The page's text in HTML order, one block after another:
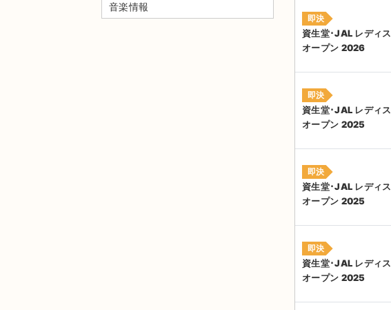
即決
資生堂･JAL レディス
オープン 2026
即決
資生堂･JAL レディス
オープン 2025
即決
資生堂･JAL レディス
オープン 2025
即決
資生堂･JAL レディス
オープン 2025
音楽情報